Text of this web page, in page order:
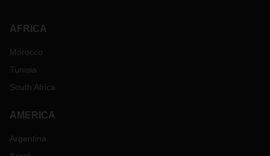
AFRICA
Morocco
Tunisia
South Africa
AMERICA
Argentina